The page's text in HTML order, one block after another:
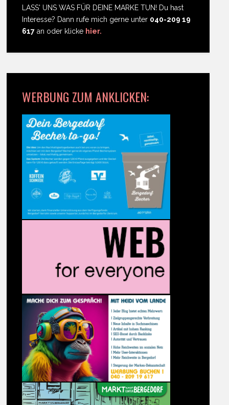
LASS' UNS WAS FÜR DEINE MARKE TUN! Du hast
Interesse? Dann rufe mich gerne unter 040-209 19
617 an oder klicke hier.
WERBUNG ZUM ANKLICKEN: